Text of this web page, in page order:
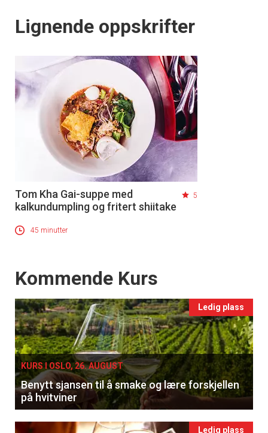
Lignende oppskrifter
Tom Kha Gai-suppe med
kalkundumpling og fritert shiitake
5
45 minutter
Events
Kommende Kurs
Ledig plass
KURS I OSLO, 26. AUGUST
Benytt sjansen til å smake og lære forskjellen
på hvitviner
Ledig plass